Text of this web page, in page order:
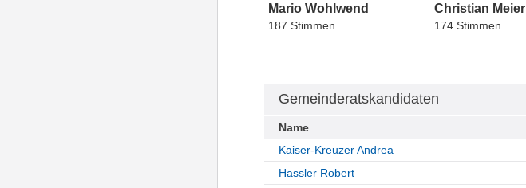
Mario Wohlwend
187 Stimmen
Christian Meier
174 Stimmen
Gemeinderatskandidaten
Name
Kaiser-Kreuzer Andrea
Hassler Robert